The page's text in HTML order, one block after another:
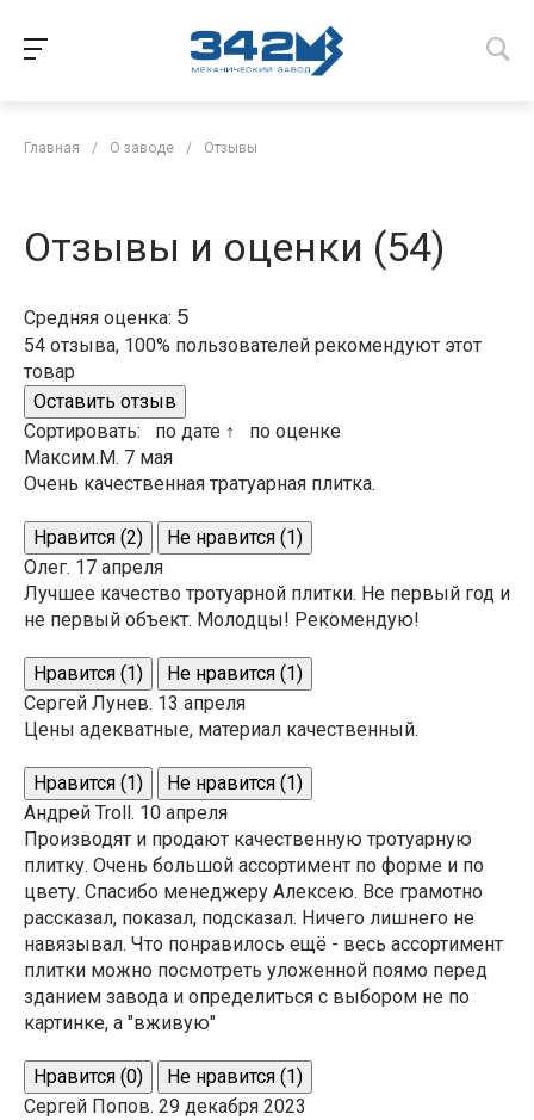
Главная / О заводе / Отзывы
Отзывы и оценки (54)
Средняя оценка: 5
54 отзыва, 100% пользователей рекомендуют этот
товар
Оставить отзыв
Сортировать: по дате ↑
по оценке
Максим.М. 7 мая
Очень качественная тратуарная плитка.
Нравится (2) Не нравится (1)
Олег. 17 апреля
Лучшее качество тротуарной плитки. Не первый год и
не первый объект. Молодцы! Рекомендую!
Нравится (1) Не нравится (1)
Сергей Лунев. 13 апреля
Цены адекватные, материал качественный.
Нравится (1) Не нравится (1)
Андрей Troll. 10 апреля
Производят и продают качественную тротуарную
плитку. Очень большой ассортимент по форме и по
цвету. Спасибо менеджеру Алексею. Все грамотно
рассказал, показал, подсказал. Ничего лишнего не
навязывал. Что понравилось ещё - весь ассортимент
плитки можно посмотреть уложенной поямо перед
зданием завода и определиться с выбором не по
картинке, а "вживую"
Нравится (0) Не нравится (1)
Сергей Попов. 29 декабря 2023